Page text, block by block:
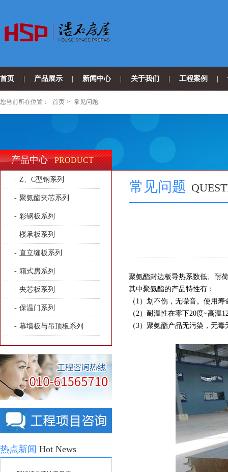
首页 产品展示 新闻中心 关于我们 工程案例
您当前所在位置： 首页 > 常见问题
产品中心 PRODUCT
- Z、C型钢系列
- 聚氨酯夹芯系列
- 彩钢板系列
- 楼承板系列
- 直立缝板系列
- 箱式房系列
- 夹芯板系列
- 保温门系列
- 幕墙板与吊顶板系列
热点新闻 Hot News
常见问题
聚氨酯封边板导热系数低、耐
其中聚氨酯的产品特性有：
（ 1 ）划不伤，无噪音。使用寿
（2）耐温性在零下20度~高温
（3）聚氨酯产品无污染，无毒